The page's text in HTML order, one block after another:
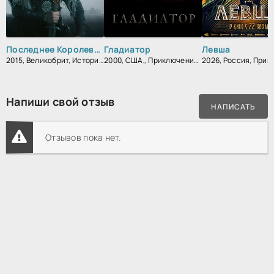
Последнее Королевство
2015, Великобрит, Исторический, Боевик, Зарубежный, Мелодрама
Гладиатор
2000, США,, Приключения, Блокбастер, Боевик, Зарубежный, Драма
Левша
Напиши свой отзыв НАПИСАТЬ
Отзывов пока нет.